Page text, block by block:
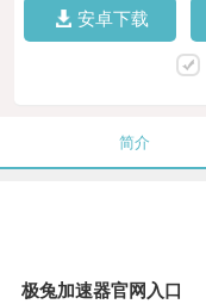
安卓下载
简介
极兔加速器官网入口